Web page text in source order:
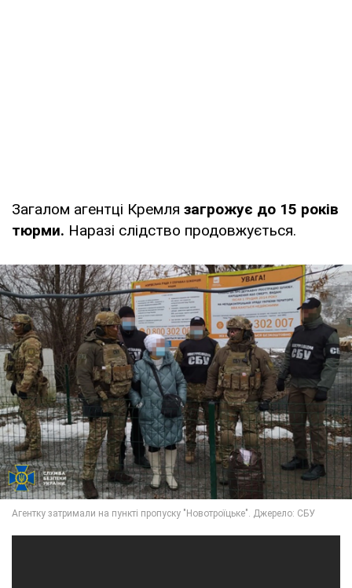
Загалом агентці Кремля загрожує до 15 років
тюрми. Наразі слідство продовжується.